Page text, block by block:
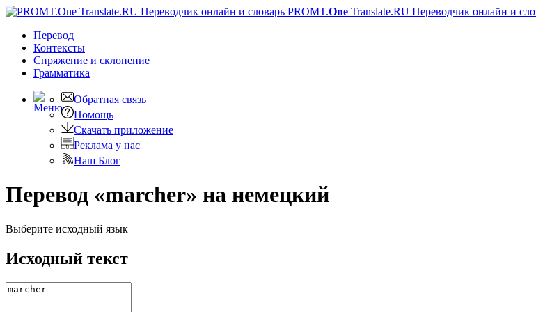
PROMT.One Translate.RU Переводчик онлайн и
Перевод
Контексты
Спряжение и склонение
Грамматика
Обратная связь
Помощь
Скачать приложение
Реклама у нас
Наш Блог
Перевод «marcher» на немецкий
Выберите исходный язык
Исходный текст